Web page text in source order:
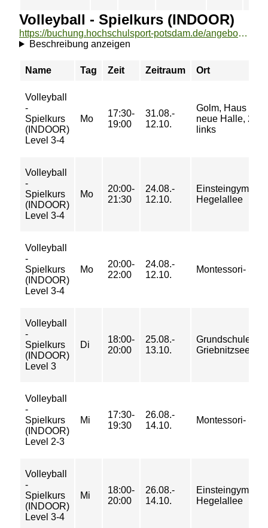
Volleyball - Spielkurs (INDOOR)
https://buchung.hochschulsport-potsdam.de/angebote/aktueller_zeitraum/_Volleyball_-_Spielkurs__INDOOR_.html
Beschreibung anzeigen
Name Tag Zeit Zeitraum Ort
Volleyball
-
Spielkurs
(INDOOR)
Level 3-4
Mo
17:30-
19:00
31.08.-
12.10.
Golm, Haus 19,
neue Halle, 2/3
links
Volleyball
-
Spielkurs
(INDOOR)
Level 3-4
Mo
20:00-
21:30
24.08.-
12.10.
Hegelallee
Volleyball
-
Spielkurs
(INDOOR)
Level 3-4
Mo
20:00-
22:00
24.08.-
12.10.
Montessori-
Volleyball
-
Spielkurs
(INDOOR)
Level 3
Di
18:00-
20:00
25.08.-
13.10.
Grundschule am
Griebnitzsee
Volleyball
-
Spielkurs
(INDOOR)
Level 2-3
Mi
17:30-
19:30
26.08.-
14.10.
Montessori-
Volleyball
-
Spielkurs
(INDOOR)
Level 3-4
Mi
18:00-
20:00
26.08.-
14.10.
Hegelallee